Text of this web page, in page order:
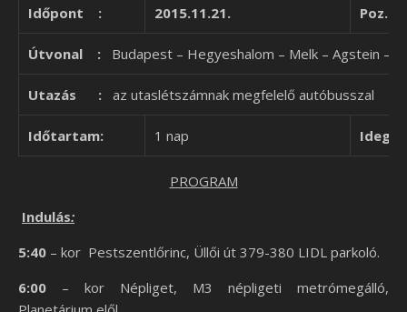
Időpont : 2015.11.21.
Útvonal : Budapest – Hegyeshalom – Melk – Agstein –
Utazás : az utaslétszámnak megfelelő autóbusszal
Időtartam: 1 nap
PROGRAM
Indulás:
5:40 – kor Pestszentlőrinc, Üllői út 379-380 LIDL parkoló.
6:00 – kor Népliget, M3 népligeti metrómegálló,